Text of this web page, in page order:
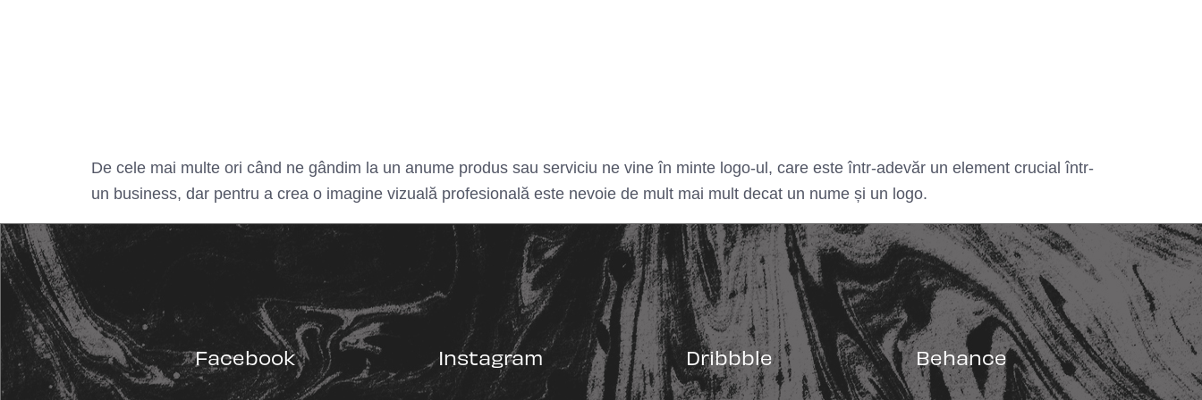
De cele mai multe ori când ne gândim la un anume produs sau serviciu ne vine în minte logo-ul, care este într-adevăr un element crucial într-
un business, dar pentru a crea o imagine vizuală profesională este nevoie de mult mai mult decat un nume și un logo.
Facebook Instagram Dribbble Behance